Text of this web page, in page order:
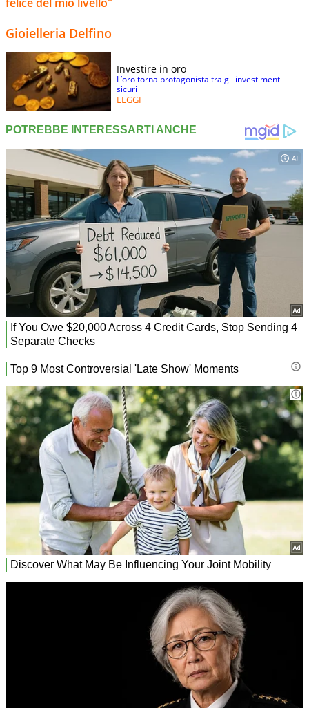
Gioielleria Delfino
Investire in oro
L’oro torna protagonista tra gli investimenti
sicuri
LEGGI